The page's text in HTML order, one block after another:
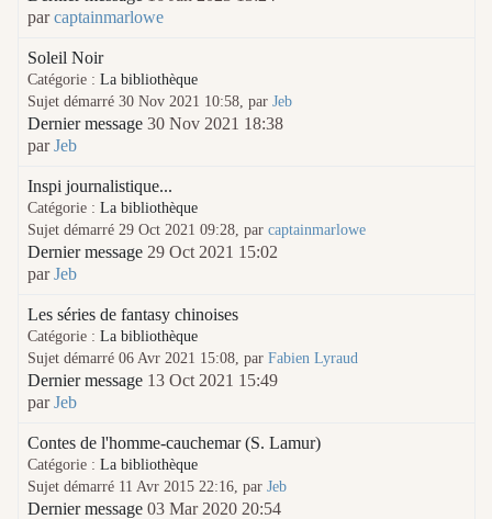
parcaptainmarlowe
Soleil Noir
Catégorie : La bibliothèque
Sujet démarré 30 Nov 2021 10:58, par Jeb
Dernier message 30 Nov 2021 18:38
parJeb
Inspi journalistique...
Catégorie : La bibliothèque
Sujet démarré 29 Oct 2021 09:28, par captainmarlowe
Dernier message 29 Oct 2021 15:02
parJeb
Les séries de fantasy chinoises
Catégorie : La bibliothèque
Sujet démarré 06 Avr 2021 15:08, par Fabien Lyraud
Dernier message 13 Oct 2021 15:49
parJeb
Contes de l'homme-cauchemar (S. Lamur)
Catégorie : La bibliothèque
Sujet démarré 11 Avr 2015 22:16, par Jeb
Dernier message 03 Mar 2020 20:54